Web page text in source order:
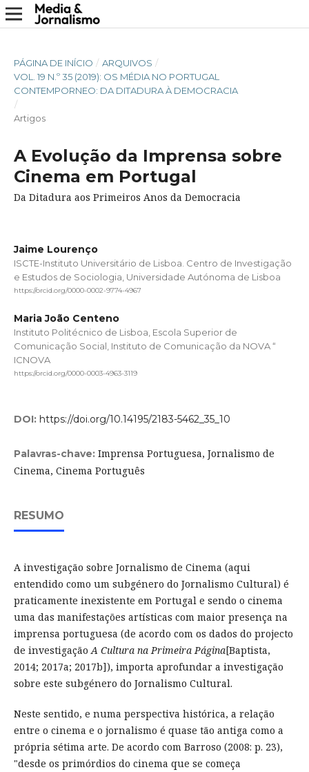
PÁGINA DE INÍCIO / ARQUIVOS /
VOL. 19 N.º 35 (2019): OS MÉDIA NO PORTUGAL
CONTEMPORNEO: DA DITADURA À DEMOCRACIA
/
Artigos
A Evolução da Imprensa sobre
Cinema em Portugal
Da Ditadura aos Primeiros Anos da Democracia
Jaime Lourenço
ISCTE-Instituto Universitário de Lisboa. Centro de Investigação
e Estudos de Sociologia, Universidade Autónoma de Lisboa
https://orcid.org/0000-0002-9774-4967
Maria João Centeno
Instituto Politécnico de Lisboa, Escola Superior de
Comunicação Social, Instituto de Comunicação da NOVA “
ICNOVA
https://orcid.org/0000-0003-4963-3119
DOI: https://doi.org/10.14195/2183-5462_35_10
Palavras-chave: Imprensa Portuguesa, Jornalismo de
Cinema, Cinema Português
RESUMO
A investigação sobre Jornalismo de Cinema (aqui
entendido como um subgénero do Jornalismo Cultural) é
praticamente inexistente em Portugal e sendo o cinema
uma das manifestações artísticas com maior presença na
imprensa portuguesa (de acordo com os dados do projecto
de investigação A Cultura na Primeira Página[Baptista,
2014; 2017a; 2017b]), importa aprofundar a investigação
sobre este subgénero do Jornalismo Cultural.
Neste sentido, e numa perspectiva histórica, a relação
entre o cinema e o jornalismo é quase tão antiga como a
própria sétima arte. De acordo com Barroso (2008: p. 23),
"desde os primórdios do cinema que se começa